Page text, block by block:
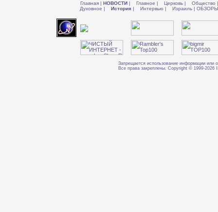
Главная | НОВОСТИ | Главное | Церковь | Общество |
Духовное | История | Интервью | Израиль |
Запрещается использование информации или
Все права закреплены. Copyright © 1999-